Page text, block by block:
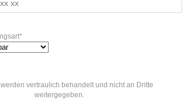
werden vertraulich behandelt und nicht an Dritte
weitergegeben.